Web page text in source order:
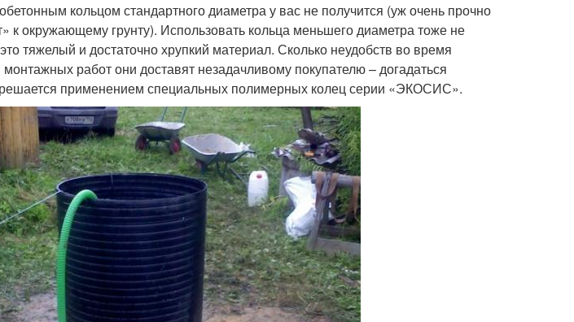
кольцом стандартного диаметра у вас не получится (уж очень прочно
к окружающему грунту). Использовать кольца меньшего диаметра тоже не
тяжелый и достаточно хрупкий материал. Сколько неудобств во время
работ они доставят незадачливому покупателю – догадаться
решается применением специальных полимерных колец серии «ЭКОСИС».